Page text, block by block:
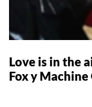
Love is in the
Fox y